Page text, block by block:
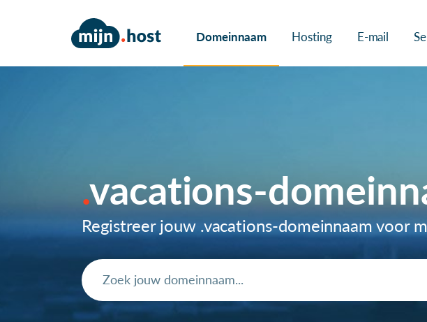
Domeinnaam Hosting E-mail
vacations-
Registreer jouw .vacations-domeinnaam voor